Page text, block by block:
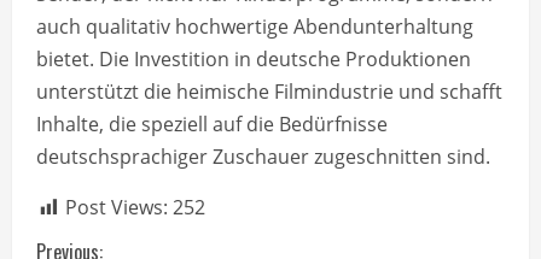
auch qualitativ hochwertige Abendunterhaltung
bietet. Die Investition in deutsche Produktionen
unterstützt die heimische Filmindustrie und schafft
Inhalte, die speziell auf die Bedürfnisse
deutschsprachiger Zuschauer zugeschnitten sind.
Post Views: 252
Previous: